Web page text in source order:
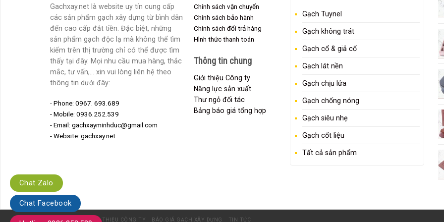
Gachxay.net là website uy tín cung cấp
các sản phẩm gạch xây dựng từ bình dân
đến cao cấp đắt tiền. Đặc biệt, những
sản phẩm gạch độc lạ mà không thể tìm
kiếm trên thị trường chỉ có thể được tìm
thấy tại đây. Mọi nhu cầu mua hàng, thắc
mắc, tư vấn,... xin vui lòng liên hệ theo
thông tin dưới đây:
- Phone: 0967. 693.689
- Mobile: 0936.252.539
- Email: gachxayminhduc@gmail.com
- Website: gachxay.net
Chính sách vận chuyển
Chính sách bảo hành
Chính sách đổi trả hàng
Hình thức thanh toán
Thông tin chung
Giới thiệu Công ty
Năng lực sản xuất
Thư ngỏ đối tác
Bảng báo giá tổng hợp
Gạch Tuynel
Gạch không trát
Gạch cổ & giả cổ
Gạch lát nền
Gạch chịu lửa
Gạch chống nóng
Gạch siêu nhẹ
Gạch cốt liệu
Tất cả sản phẩm
TRANG CHỦ GIỚI THIỆU CÔNG TY BÁO GIÁ GẠCH XÂY DỰNG TIN TỨC
Chat Zalo
Chat Facebook